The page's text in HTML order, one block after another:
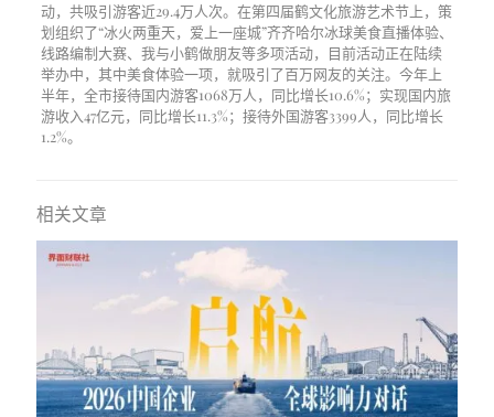
动，共吸引游客近29.4万人次。在第四届鹤文化旅游艺术节上，策
划组织了“冰火两重天，爱上一座城”齐齐哈尔冰球美食直播体验、
线路编制大赛、我与小鹤做朋友等多项活动，目前活动正在陆续
举办中，其中美食体验一项，就吸引了百万网友的关注。今年上
半年，全市接待国内游客1068万人，同比增长10.6%；实现国内旅
游收入47亿元，同比增长11.3%；接待外国游客3399人，同比增长
1.2%。
相关文章